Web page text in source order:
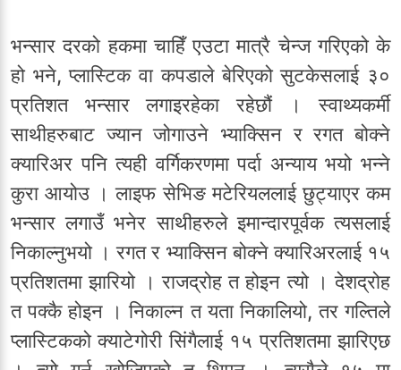
भन्सार दरको हकमा चाहिँ एउटा मात्रै चेन्ज गरिएको के
हो भने, प्लास्टिक वा कपडाले बेरिएको सुटकेसलाई ३०
प्रतिशत भन्सार लगाइरहेका रहेछौं । स्वाथ्यकर्मी
साथीहरुबाट ज्यान जोगाउने भ्याक्सिन र रगत बोक्ने
क्यारिअर पनि त्यही वर्गिकरणमा पर्दा अन्याय भयो भन्ने
कुरा आयोउ । लाइफ सेभिङ मटेरियललाई छुट्याएर कम
भन्सार लगाउँ भनेर साथीहरुले इमान्दारपूर्वक त्यसलाई
निकाल्नुभयो । रगत र भ्याक्सिन बोक्ने क्यारिअरलाई १५
प्रतिशतमा झारियो । राजद्रोह त होइन त्यो । देशद्रोह
त पक्कै होइन । निकाल्न त यता निकालियो, तर गल्तिले
प्लास्टिकको क्याटेगोरी सिंगैलाई १५ प्रतिशतमा झारिएछ